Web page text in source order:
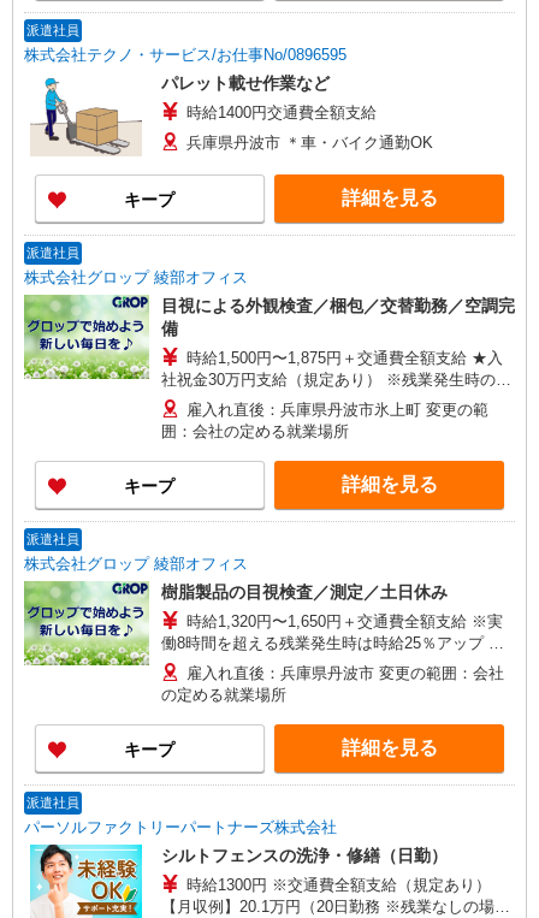
派遣社員
株式会社テクノ・サービス/お仕事No/0896595
パレット載せ作業など
時給1400円交通費全額支給
兵庫県丹波市 ＊車・バイク通勤OK
キープ 詳細を見る
派遣社員
株式会社グロップ 綾部オフィス
目視による外観検査／梱包／交替勤務／空調完
備
時給1,500円〜1,875円＋交通費全額支給 ★入
社祝金30万円支給（規定あり） ※残業発生時の勤
務は時給25％アップ ※深夜帯（22:00〜5:00）の
勤務は時給25％アップ ※交通費支給規定あり ※
給与の希望日払い制度あり ＜月収例＞ ＊月22日
勤務（2交代）の場合 時給1,500円×8時間×22日 ＋
夜勤手当（20,625円） ＋残業20時間分（35,500
円） ⇒月収320,125円＋交通費
雇入れ直後：兵庫県丹波市氷上町 変更の範
囲：会社の定める就業場所
キープ 詳細を見る
派遣社員
株式会社グロップ 綾部オフィス
樹脂製品の目視検査／測定／土日休み
時給1,320円〜1,650円＋交通費全額支給 ※実
働8時間を超える残業発生時は時給25％アップ ※
交通費支給規定あり ※給与の希望日払い制度あり
＜月収例＞ ＊月22日勤務の場合 時給1,320円×8
時間×22日 ⇒232,320円＋残業代＋交通費
雇入れ直後：兵庫県丹波市 変更の範囲：会社
の定める就業場所
キープ 詳細を見る
派遣社員
パーソルファクトリーパートナーズ株式会社
シルトフェンスの洗浄・修繕（日勤）
時給1300円 ※交通費全額支給（規定あり）
【月収例】20.1万円（20日勤務 ※残業なしの場